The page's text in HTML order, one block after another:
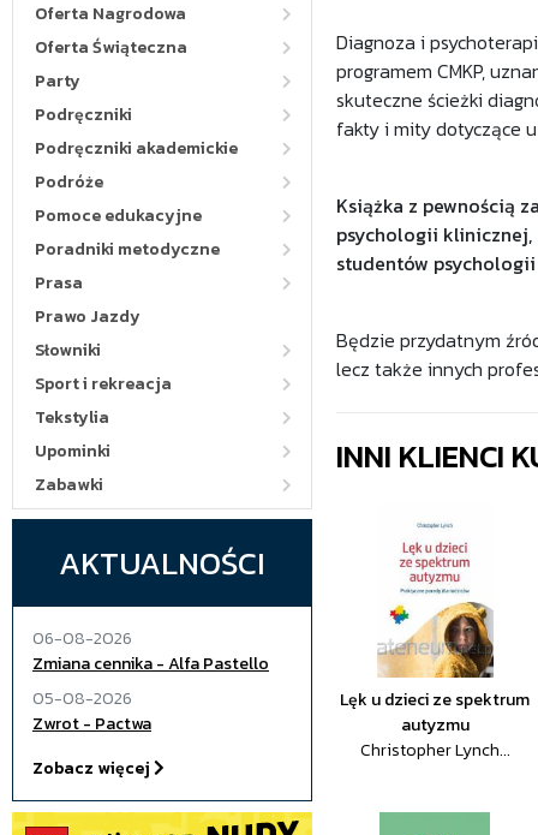
Oferta Nagrodowa
Oferta Świąteczna
Party
Podręczniki
Podręczniki akademickie
Podróże
Pomoce edukacyjne
Poradniki metodyczne
Prasa
Prawo Jazdy
Słowniki
Sport i rekreacja
Tekstylia
Upominki
Zabawki
AKTUALNOŚCI
06-08-2026
Zmiana cennika - Alfa Pastello
05-08-2026
Zwrot - Pactwa
Zobacz więcej
Diagnoza i
programem CMKP,
skuteczne ścieżki
fakty i mity dotyczące
Książka z pewnością
psychologii
studentów
Będzie przydatnym
lecz także innych
INNI KLIENCI
Lęk u dzieci ze spektrum
autyzmu
Christopher Lynch...